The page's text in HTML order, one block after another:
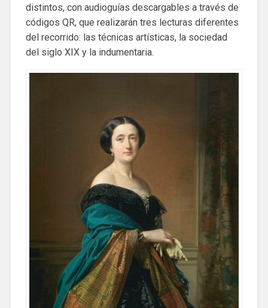
distintos, con audioguías descargables a través de
códigos QR, que realizarán tres lecturas diferentes
del recorrido: las técnicas artísticas, la sociedad
del siglo XIX y la indumentaria.